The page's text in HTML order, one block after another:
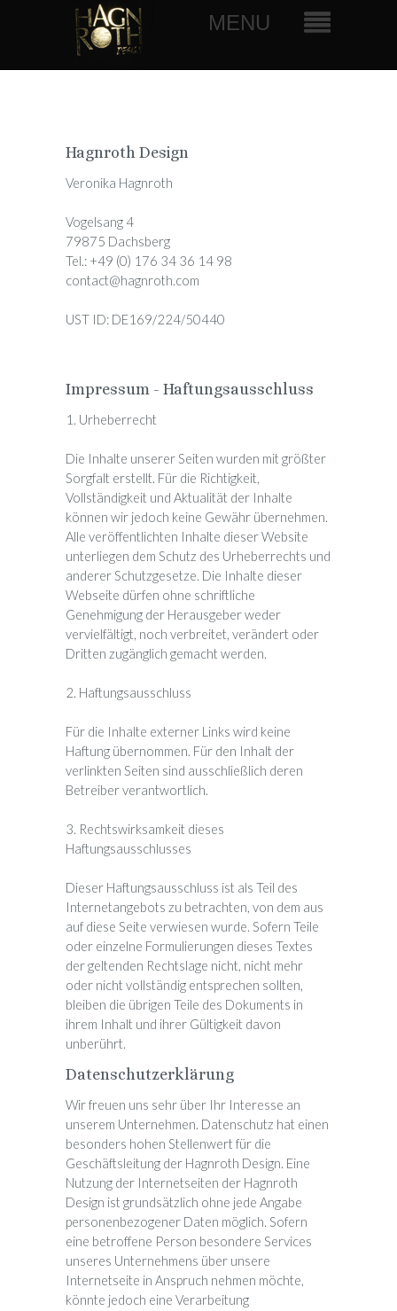
Hagnroth Design
Veronika Hagnroth
Vogelsang 4
79875 Dachsberg
Tel.: +49 (0) 176 34 36 14 98
contact@hagnroth.com
UST ID: DE169/224/50440
Impressum - Haftungsausschluss
1. Urheberrecht
Die Inhalte unserer Seiten wurden mit größter
Sorgfalt erstellt. Für die Richtigkeit,
Vollständigkeit und Aktualität der Inhalte
können wir jedoch keine Gewähr übernehmen.
Alle veröffentlichten Inhalte dieser Website
unterliegen dem Schutz des Urheberrechts und
anderer Schutzgesetze. Die Inhalte dieser
Webseite dürfen ohne schriftliche
Genehmigung der Herausgeber weder
vervielfältigt, noch verbreitet, verändert oder
Dritten zugänglich gemacht werden.
2. Haftungsausschluss
Für die Inhalte externer Links wird keine
Haftung übernommen. Für den Inhalt der
verlinkten Seiten sind ausschließlich deren
Betreiber verantwortlich.
3. Rechtswirksamkeit dieses
Haftungsausschlusses
Dieser Haftungsausschluss ist als Teil des
Internetangebots zu betrachten, von dem aus
auf diese Seite verwiesen wurde. Sofern Teile
oder einzelne Formulierungen dieses Textes
der geltenden Rechtslage nicht, nicht mehr
oder nicht vollständig entsprechen sollten,
bleiben die übrigen Teile des Dokuments in
ihrem Inhalt und ihrer Gültigkeit davon
unberührt.
Datenschutzerklärung
Wir freuen uns sehr über Ihr Interesse an
unserem Unternehmen. Datenschutz hat einen
besonders hohen Stellenwert für die
Geschäftsleitung der Hagnroth Design. Eine
Nutzung der Internetseiten der Hagnroth
Design ist grundsätzlich ohne jede Angabe
personenbezogener Daten möglich. Sofern
eine betroffene Person besondere Services
unseres Unternehmens über unsere
Internetseite in Anspruch nehmen möchte,
könnte jedoch eine Verarbeitung